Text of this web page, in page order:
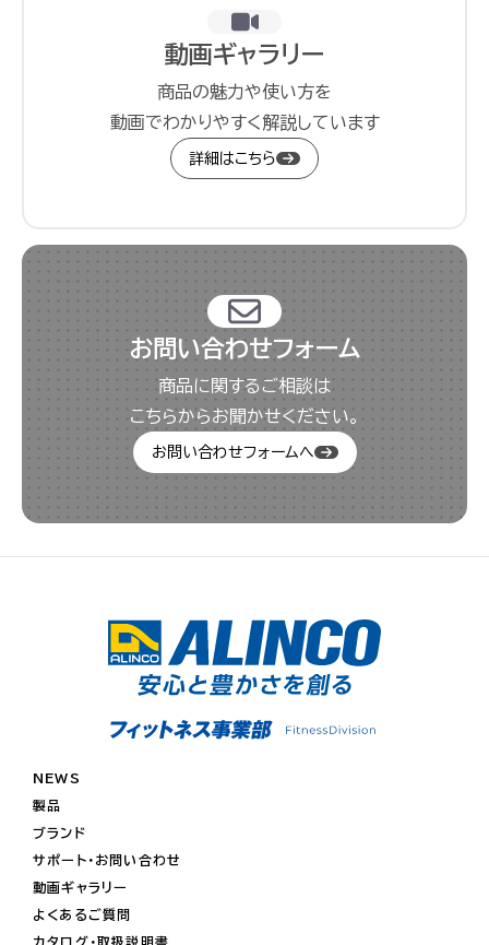
動画ギャラリー
商品の魅力や使い方を
動画でわかりやすく解説しています
詳細はこちら
お問い合わせフォーム
商品に関するご相談は
こちらからお聞かせください。
お問い合わせフォームへ
NEWS
製品
ブランド
サポート・お問い合わせ
動画ギャラリー
よくあるご質問
カタログ・取扱説明書